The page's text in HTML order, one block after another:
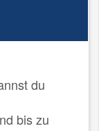
du
bis zu